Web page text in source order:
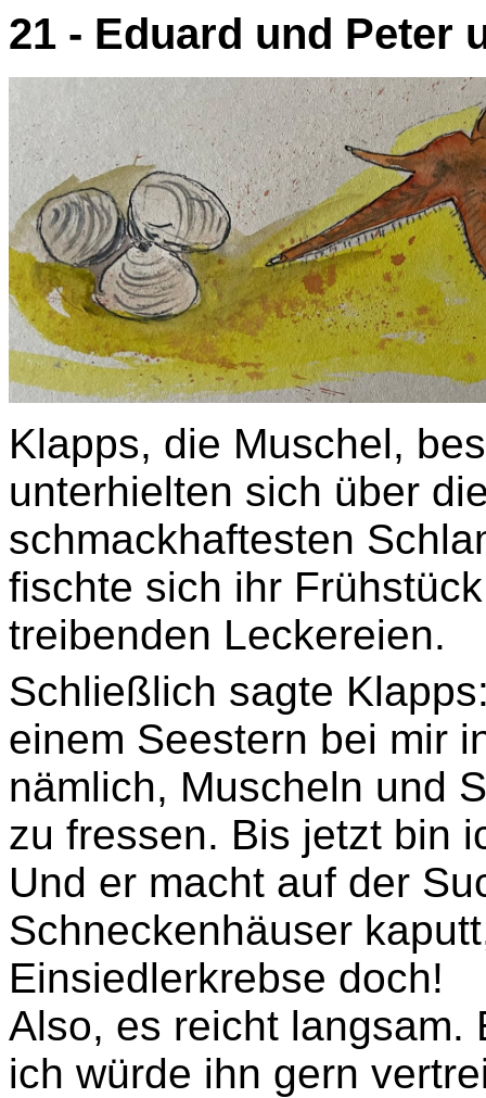
21 - Eduard und Peter
Klapps, die Muschel,
unterhielten sich über
schmackhaftesten
fischte sich ihr
treibenden Leckereien.
Schließlich sagte
einem Seestern bei mir
nämlich, Muscheln und
zu fressen. Bis jetzt bin
Und er macht auf der
Schneckenhäuser
Einsiedlerkrebse doch!
Also, es reicht langsam.
ich würde ihn gern